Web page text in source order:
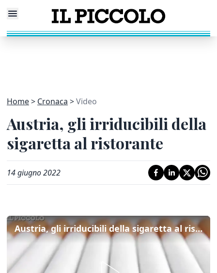
Home Cronaca Video
Austria, gli irriducibili della
sigaretta al ristorante
14 giugno 2022
Austria, gli irriducibili della sigaretta al ristorante